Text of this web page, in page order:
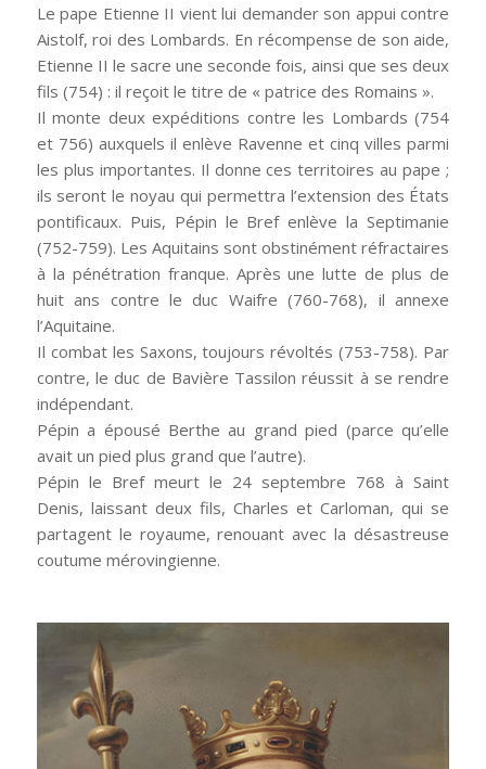
Le pape Etienne II vient lui demander son appui contre
Aistolf, roi des Lombards. En récompense de son aide,
Etienne II le sacre une seconde fois, ainsi que ses deux
fils (754) : il reçoit le titre de « patrice des Romains ».
Il monte deux expéditions contre les Lombards (754
et 756) auxquels il enlève Ravenne et cinq villes parmi
les plus importantes. Il donne ces territoires au pape ;
ils seront le noyau qui permettra l’extension des États
pontificaux. Puis, Pépin le Bref enlève la Septimanie
(752-759). Les Aquitains sont obstinément réfractaires
à la pénétration franque. Après une lutte de plus de
huit ans contre le duc Waifre (760-768), il annexe
l’Aquitaine.
Il combat les Saxons, toujours révoltés (753-758). Par
contre, le duc de Bavière Tassilon réussit à se rendre
indépendant.
Pépin a épousé Berthe au grand pied (parce qu’elle
avait un pied plus grand que l’autre).
Pépin le Bref meurt le 24 septembre 768 à Saint
Denis, laissant deux fils, Charles et Carloman, qui se
partagent le royaume, renouant avec la désastreuse
coutume mérovingienne.